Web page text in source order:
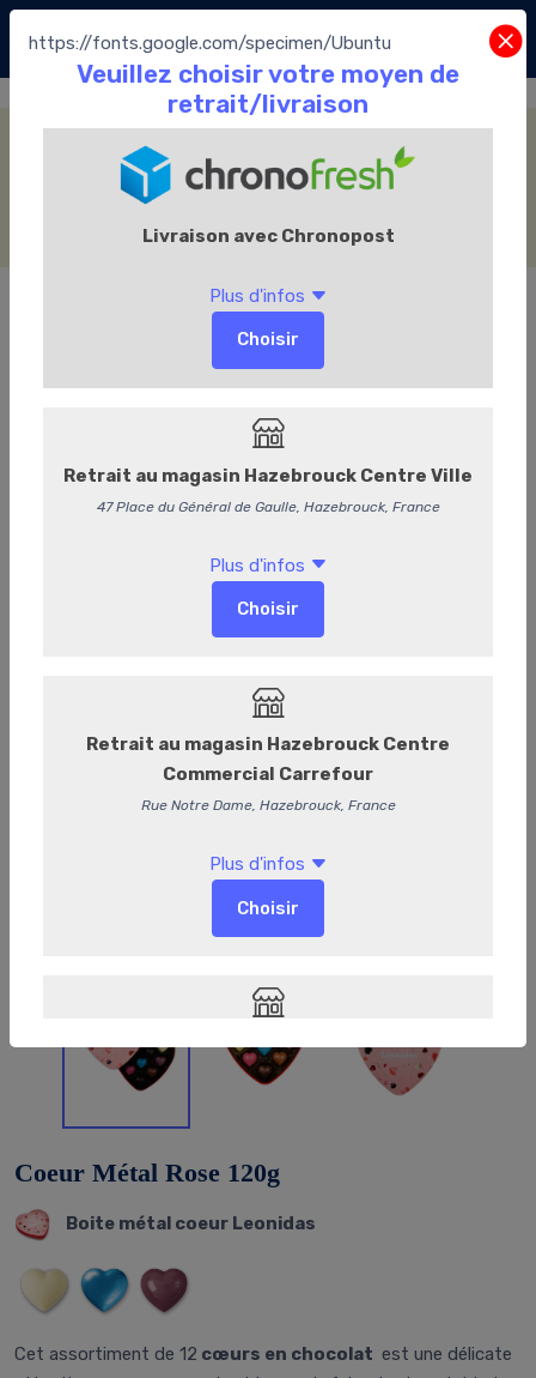
https://fonts.google.com/specimen/Ubuntu
Collection St-Valentin
Accueil La Boutique
Coeur Métal Rose 120g
Boite métal coeur Leonidas
Cet assortiment de 12 cœurs en chocolat est une délicate